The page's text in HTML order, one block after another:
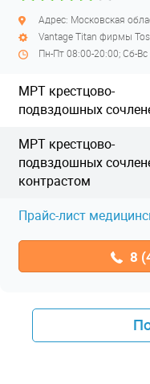
Vantage Titan фирмы
Пн-Пт 08:00-20:00; Сб-
МРТ крестцово-
подвздошных
МРТ крестцово-
подвздошных
контрастом
Прайс-лист
8